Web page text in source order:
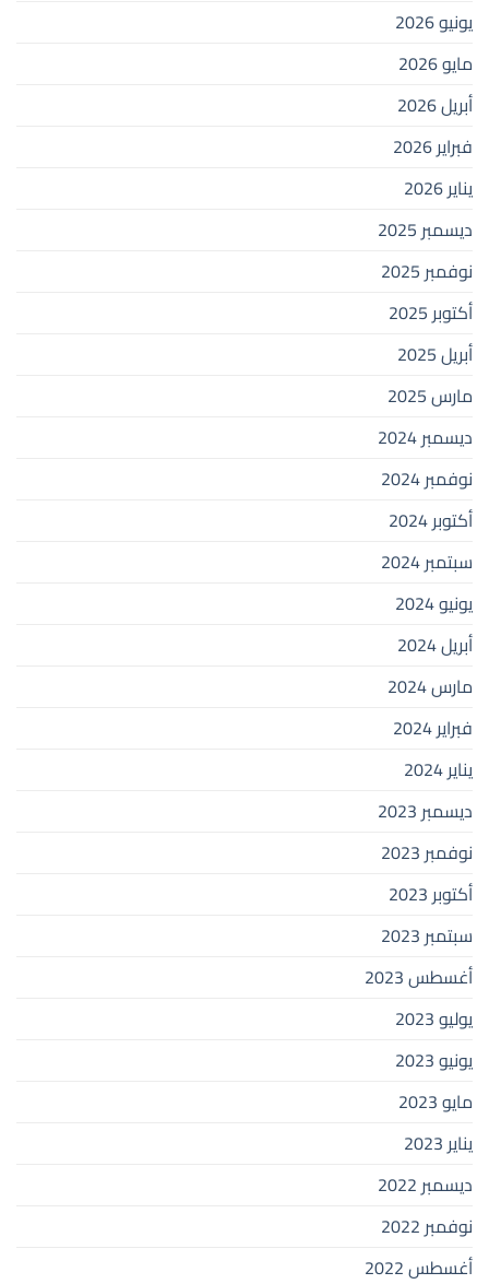
يونيو 2026
مايو 2026
أبريل 2026
فبراير 2026
يناير 2026
ديسمبر 2025
نوفمبر 2025
أكتوبر 2025
أبريل 2025
مارس 2025
ديسمبر 2024
نوفمبر 2024
أكتوبر 2024
سبتمبر 2024
يونيو 2024
أبريل 2024
مارس 2024
فبراير 2024
يناير 2024
ديسمبر 2023
نوفمبر 2023
أكتوبر 2023
سبتمبر 2023
أغسطس 2023
يوليو 2023
يونيو 2023
مايو 2023
يناير 2023
ديسمبر 2022
نوفمبر 2022
أغسطس 2022